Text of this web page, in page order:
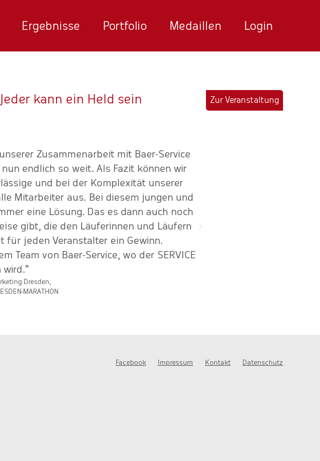
Ergebnisse Portfolio Medaillen Login
kann ein Held sein Zur Veranstaltung
Zusammenarbeit mit Baer-Service
nun endlich so weit. Als Fazit können wir
und bei der Komplexität unserer
Mitarbeiter aus. Bei diesem jungen und
eine Lösung. Das es dann auch noch
gibt, die den Läuferinnen und Läufern
für jeden Veranstalter ein Gewinn.
Team von Baer-Service, wo der SERVICE
wird."
Dresden,
MARATHON
Facebook Impressum Kontakt Datenschutz